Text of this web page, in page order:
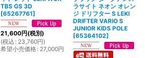
TBS GS 3D
[65267761]
21,600円(税別)
(税込 : 23,760円)
希望小売価格: 27,000円
ラサイト ネオン オレン
ジ ドリフター S LEKI
DRIFTER VARIO S
JUNIOR KIDS POLE
[65364102]